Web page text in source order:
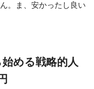
。ま、安かったし良い
める戦略的人